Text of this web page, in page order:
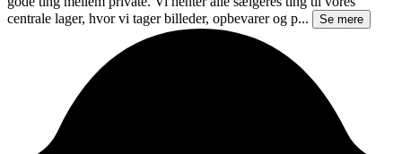
centrale lager, hvor vi tager billeder, opbevarer og p...
Se mere